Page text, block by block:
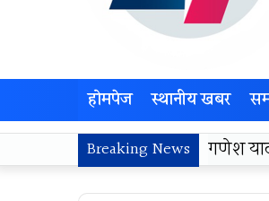
होमपेज स्थानीय खबर
Breaking News